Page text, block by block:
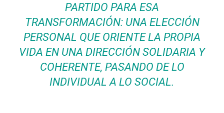
PARTIDO PARA ESA
TRANSFORMACIÓN: UNA ELECCIÓN
PERSONAL QUE ORIENTE LA PROPIA
VIDA EN UNA DIRECCIÓN SOLIDARIA Y
COHERENTE, PASANDO DE LO
INDIVIDUAL A LO SOCIAL.